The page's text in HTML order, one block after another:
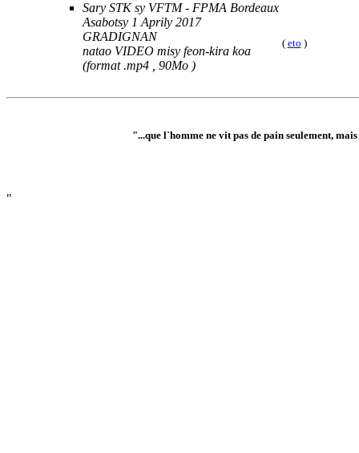
Sary STK sy VFTM - FPMA Bordeaux
Asabotsy 1 Aprily 2017
GRADIGNAN
natao VIDEO misy feon-kira koa
(format .mp4 , 90Mo )
( eto )
"...que l`homme ne vit pas de pain seulement,
"